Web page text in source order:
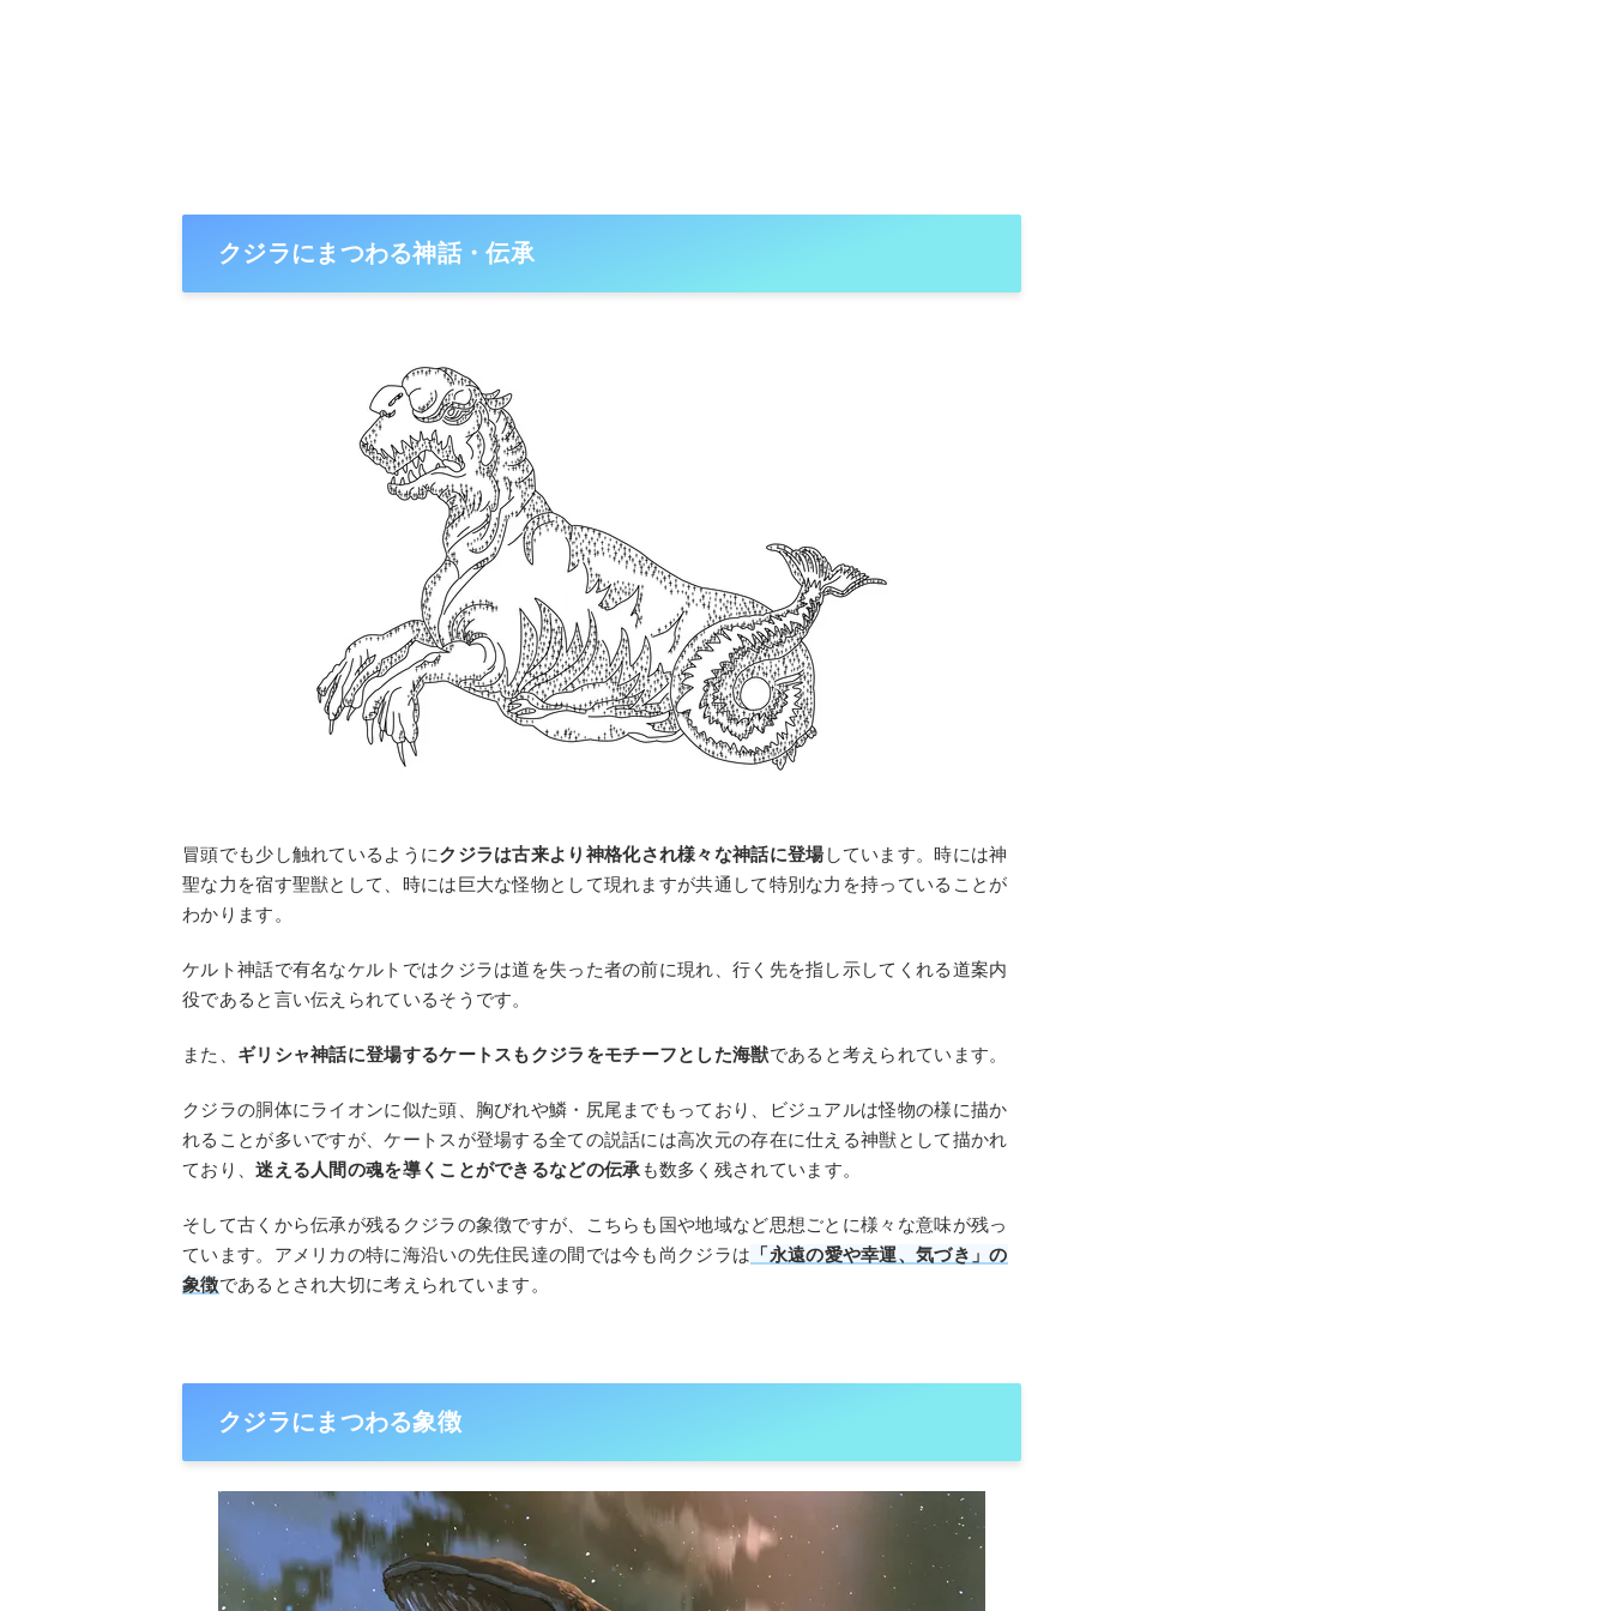
クジラにまつわる神話・伝承
冒頭でも少し触れているようにクジラは古来より神格化され様々な神話に登場しています。時には神
聖な力を宿す聖獣として、時には巨大な怪物として現れますが共通して特別な力を持っていることが
わかります。
ケルト神話で有名なケルトではクジラは道を失った者の前に現れ、行く先を指し示してくれる道案内
役であると言い伝えられているそうです。
また、 ギリシャ神話に登場するケートスもクジラをモチーフとした海獣であると考えられています。
クジラの胴体にライオンに似た頭、胸びれや鱗・尻尾までもっており、ビジュアルは怪物の様に描か
れることが多いですが、ケートスが登場する全ての説話には高次元の存在に仕える神獣として描かれ
ており、迷える人間の魂を導くことができるなどの伝承 も数多く残されています。
そして古くから伝承が残るクジラの象徴ですが、こちらも国や地域など思想ごとに様々な意味が残っ
ています。アメリカの特に海沿いの先住民達の間では今も尚クジラは 「永遠の愛や幸運、気づき」の
象徴であるとされ大切に考えられています。
クジラにまつわる象徴